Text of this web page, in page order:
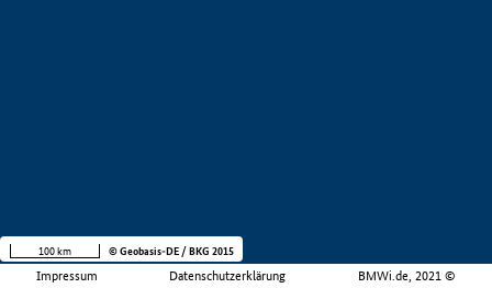
Impressum Datenschutzerklärung BMWi.de, 2021 ©
100 km © Geobasis-DE / BKG 2015